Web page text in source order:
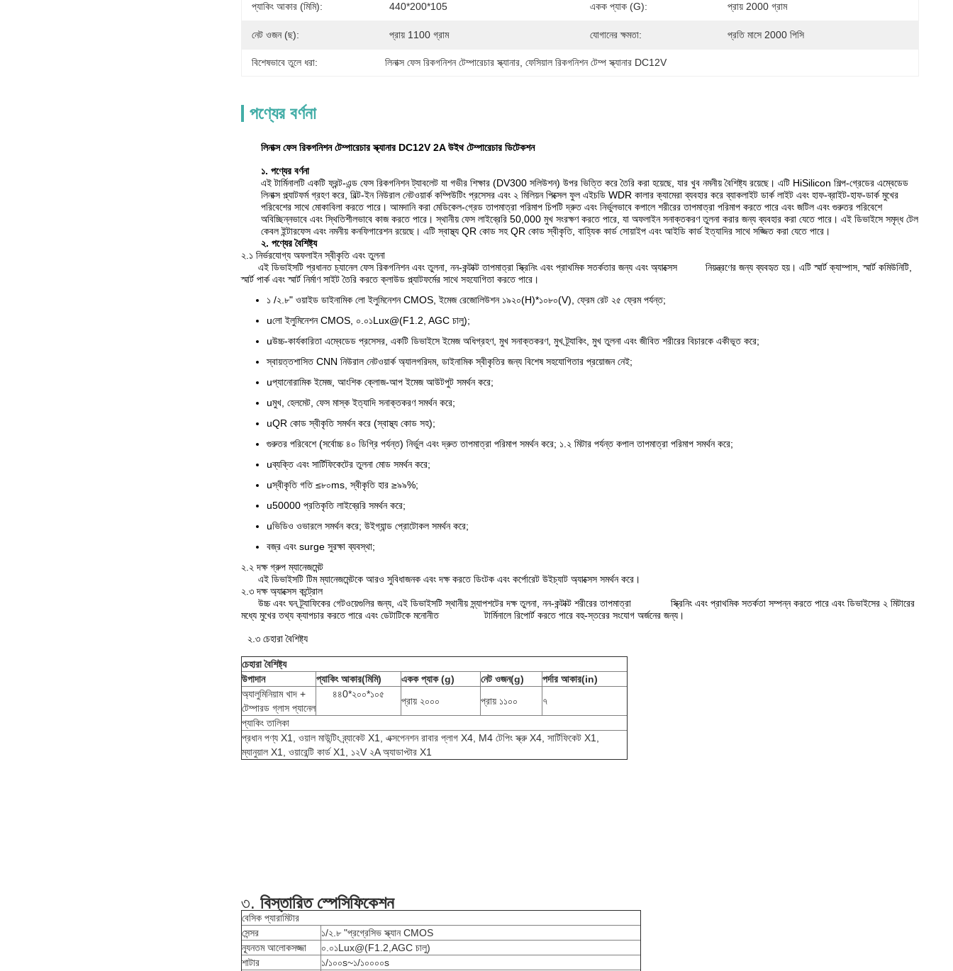
প্যাকিং আকার (মিমি): 440*200*105 একক প্যাক (g): প্রায় 2000 গ্রাম
নেট ওজন (ছ): প্রায় 1100 গ্রাম যোগানের ক্ষমতা: প্রতি মাসে 2000 পিসি
বিশেষভাবে তুলে ধরা: লিনাক্স ফেস রিকগনিশন টেম্পারেচার স্ক্যানার , ফেসিয়াল রিকগনিশন টেম্প স্ক্যানার DC12V
পণ্যের বর্ণনা
লিনাক্স ফেস রিকগনিশন টেম্পারেচার স্ক্যানার DC12V 2A উইথ টেম্পারেচার ডিটেকশন
১. পণ্যের বর্ণনা
এই টার্মিনালটি একটি ফ্রন্ট-এন্ড ফেস রিকগনিশন ট্যাবলেট যা গভীর শিক্ষার (DV300 সলিউশন) উপর ভিত্তি করে তৈরি করা হয়েছে, যার খুব নমনীয় বৈশিষ্ট্য রয়েছে। এটি HiSilicon শিল্প-গ্রেডের এম্বেডেড
লিনাক্স প্ল্যাটফর্ম গ্রহণ করে, বিল্ট-ইন নিউরাল নেটওয়ার্ক কম্পিউটিং প্রসেসর এবং ২ মিলিয়ন পিক্সেল ফুল এইচডি WDR কালার ক্যামেরা ব্যবহার করে ব্যাকলাইট ডার্ক লাইট এবং হাফ-ব্রাইট-হাফ-ডার্ক মুখের
পরিবেশের সাথে মোকাবিলা করতে পারে। আমদানি করা মেডিকেল-গ্রেড তাপমাত্রা পরিমাপ চিপটি দ্রুত এবং নির্ভুলভাবে কপালে শরীরের তাপমাত্রা পরিমাপ করতে পারে এবং জটিল এবং গুরুতর পরিবেশে
অবিচ্ছিন্নভাবে এবং স্থিতিশীলভাবে কাজ করতে পারে। স্থানীয় ফেস লাইব্রেরি 50,000 মুখ সংরক্ষণ করতে পারে, যা অফলাইন সনাক্তকরণ তুলনা করার জন্য ব্যবহার করা যেতে পারে। এই ডিভাইসে সমৃদ্ধ টেল
কেবল ইন্টারফেস এবং নমনীয় কনফিগারেশন রয়েছে। এটি স্বাস্থ্য QR কোড সহ QR কোড স্বীকৃতি, বাহ্যিক কার্ড সোয়াইপ এবং আইডি কার্ড ইত্যাদির সাথে সজ্জিত করা যেতে পারে।
২. পণ্যের বৈশিষ্ট্য
২.১ নির্ভরযোগ্য অফলাইন স্বীকৃতি এবং তুলনা
এই ডিভাইসটি প্রধানত চ্যানেল ফেস রিকগনিশন এবং তুলনা, নন-কন্টাক্ট তাপমাত্রা স্ক্রিনিং এবং প্রাথমিক সতর্কতার জন্য এবং অ্যাক্সেস নিয়ন্ত্রণের জন্য ব্যবহৃত হয়। এটি স্মার্ট ক্যাম্পাস, স্মার্ট কমিউনিটি,
স্মার্ট পার্ক এবং স্মার্ট নির্মাণ সাইট তৈরি করতে ক্লাউড প্ল্যাটফর্মের সাথে সহযোগিতা করতে পারে।
১ /২.৮" ওয়াইড ডাইনামিক লো ইলুমিনেশন CMOS, ইমেজ রেজোলিউশন ১৯২০(H)*১০৮০(V), ফ্রেম রেট ২৫ ফ্রেম পর্যন্ত;
uলো ইলুমিনেশন CMOS, ০.০১Lux@(F1.2, AGC চালু);
uউচ্চ-কার্যকারিতা এম্বেডেড প্রসেসর, একটি ডিভাইসে ইমেজ অধিগ্রহণ, মুখ সনাক্তকরণ, মুখ ট্র্যাকিং, মুখ তুলনা এবং জীবিত শরীরের বিচারকে একীভূত করে;
স্বায়ত্তশাসিত CNN নিউরাল নেটওয়ার্ক অ্যালগরিদম, ডাইনামিক স্বীকৃতির জন্য বিশেষ সহযোগিতার প্রয়োজন নেই;
uপ্যানোরামিক ইমেজ, আংশিক ক্লোজ-আপ ইমেজ আউটপুট সমর্থন করে;
uমুখ, হেলমেট, ফেস মাস্ক ইত্যাদি সনাক্তকরণ সমর্থন করে;
uQR কোড স্বীকৃতি সমর্থন করে (স্বাস্থ্য কোড সহ);
গুরুতর পরিবেশে (সর্বোচ্চ ৪০ ডিগ্রি পর্যন্ত) নির্ভুল এবং দ্রুত তাপমাত্রা পরিমাপ সমর্থন করে; ১.২ মিটার পর্যন্ত কপাল তাপমাত্রা পরিমাপ সমর্থন করে;
uব্যক্তি এবং সার্টিফিকেটের তুলনা মোড সমর্থন করে;
uস্বীকৃতি গতি ≤৮০ms, স্বীকৃতি হার ≥৯৯%;
u50000 প্রতিকৃতি লাইব্রেরি সমর্থন করে;
uভিডিও ওভারলে সমর্থন করে; উইগ্যান্ড প্রোটোকল সমর্থন করে;
বজ্র এবং surge সুরক্ষা ব্যবস্থা;
২.২ দক্ষ গ্রুপ ম্যানেজমেন্ট
এই ডিভাইসটি টিম ম্যানেজমেন্টকে আরও সুবিধাজনক এবং দক্ষ করতে ডিংটক এবং কর্পোরেট উইচ্যাট অ্যাক্সেস সমর্থন করে।
২.৩ দক্ষ অ্যাক্সেস কন্ট্রোল
উচ্চ এবং ঘন ট্র্যাফিকের গেটওয়েগুলির জন্য, এই ডিভাইসটি স্থানীয় স্ন্যাপশটের দক্ষ তুলনা, নন-কন্টাক্ট শরীরের তাপমাত্রা স্ক্রিনিং এবং প্রাথমিক সতর্কতা সম্পন্ন করতে পারে এবং ডিভাইসের ২ মিটারের
মধ্যে মুখের তথ্য ক্যাপচার করতে পারে এবং ডেটাটিকে মনোনীত টার্মিনালে রিপোর্ট করতে পারে বহু-স্তরের সংযোগ অর্জনের জন্য।
২.৩ চেহারা বৈশিষ্ট্য
চেহারা বৈশিষ্ট্য
উপাদান
প্যাকিং আকার(মিমি) একক প্যাক(g) নেট ওজন(g) পর্দার আকার(in)
অ্যালুমিনিয়াম খাদ +
টেম্পারড গ্লাস প্যানেল
৪৪0*২০০*১০৫
প্রায় ২০০০ প্রায় ১১০০
৭
প্যাকিং তালিকা
প্রধান পণ্য X1, ওয়াল মাউন্টিং ব্র্যাকেট X1, এক্সপেনশন রাবার প্লাগ X4, M4 টেপিং স্ক্রু X4, সার্টিফিকেট X1,
ম্যানুয়াল X1, ওয়ারেন্টি কার্ড X1, ১২V ২A অ্যাডাপ্টার X1
৩. বিস্তারিত স্পেসিফিকেশন
বেসিক প্যারামিটার
সেন্সর
১/২.৮ "প্রগ্রেসিভ স্ক্যান CMOS
ন্যূনতম আলোকসজ্জা
০.০১Lux@(F1.2,AGC চালু)
শাটার
১/১০০s~১/১০০০০s